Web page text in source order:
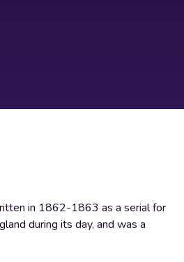
in 1862-1863 as a serial for
during its day, and was a